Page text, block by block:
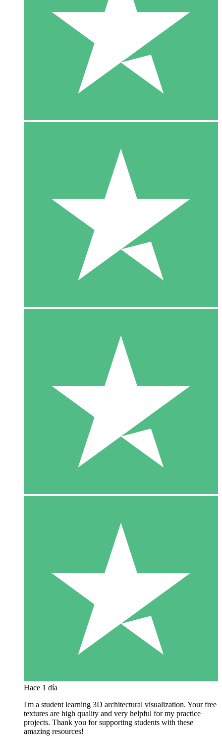
Hace 1 día
I'm a student learning 3D architectural visualization. Your free
textures are high quality and very helpful for my practice
projects. Thank you for supporting students with these
amazing resources!